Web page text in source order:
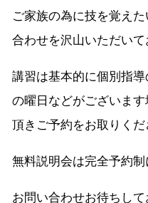
ご家族の為に技を覚え
合わせを沢山いただいて
講習は基本的に個別指
の曜日などがございま
頂きご予約をお取りくだ
無料説明会は完全予約制
お問い合わせお待ちして